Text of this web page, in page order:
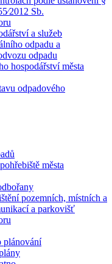
Sb.
a služeb
odpadu a
odpadu
hospodářství města
odpadového
města
pozemních, místních a
a parkovišť
plánování